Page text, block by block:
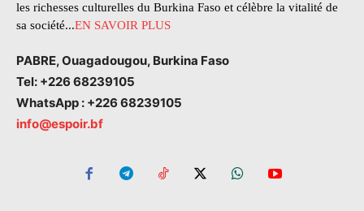
les richesses culturelles du Burkina Faso et célèbre la vitalité de
sa société...EN SAVOIR PLUS
PABRE, Ouagadougou, Burkina Faso
Tel: +226 68239105
WhatsApp : +226 68239105
info@espoir.bf